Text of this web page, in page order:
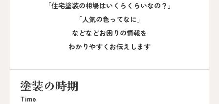
「住宅塗装の相場はいくらくらいなの？」
「人気の色ってなに」
などなどお困りの情報を
わかりやすくお伝えします
塗装の時期
Time